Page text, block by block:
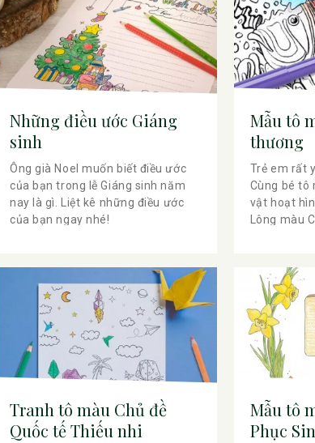
Những điều ước Giáng
sinh
Ông già Noel muốn biết điều ước
của bạn trong lễ Giáng sinh năm
nay là gì. Liệt kê những điều ước
của bạn ngay nhé!
Mẫu tô
thương
Trẻ em rất
Cùng bé tô
vật hoạt
Lông màu
Tranh tô màu Chủ đề
Quốc tế Thiếu nhi
Mẫu tô
Phục